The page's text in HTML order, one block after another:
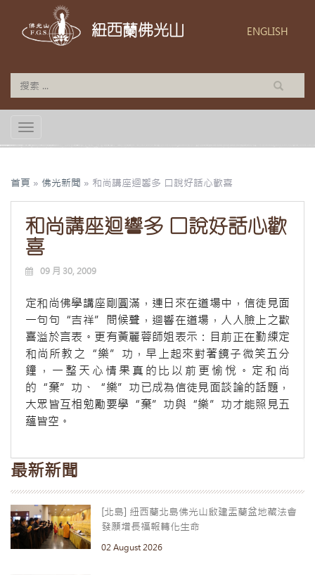
紐西蘭佛光山 ENGLISH
TOGGLE NAVIGATION
首頁 » 佛光新聞 » 和尚講座迴響多 口說好話心歡喜
和尚講座迴響多 口說好話心歡
喜
09 月 30, 2009
定和尚佛學講座剛圓滿，連日來在道場中，信徒見面
一句句“吉祥”問候聲，迴響在道場，人人臉上之歡
喜溢於言表。更有黃麗蓉師姐表示：目前正在勤練定
和尚所教之“樂”功，早上起來對著鏡子微笑五分
鐘，一整天心情果真的比以前更愉悅。定和尚
的“棄”功、“樂”功已成為信徒見面談論的話題，
大眾皆互相勉勵要學“棄”功與“樂”功才能照見五
蘊皆空。
最新新聞
[北島] 紐西蘭北島佛光山啟建盂蘭盆地藏法會
發願增長福報轉化生命
02 August 2026